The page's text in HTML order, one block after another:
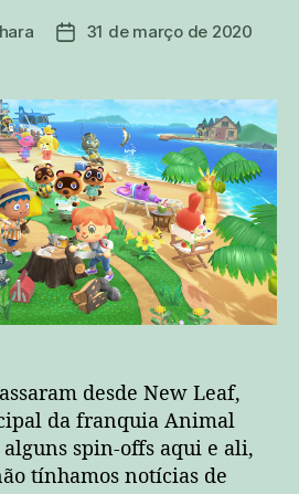
Data31 de março de 2020
desde New Leaf,
da franquia Animal
spin-offs aqui e ali,
tínhamos notícias de